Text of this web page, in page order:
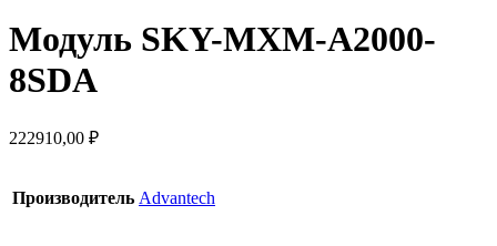
Модуль SKY-MXM-A2000-
8SDA
222910,00 ₽
Производитель Advantech